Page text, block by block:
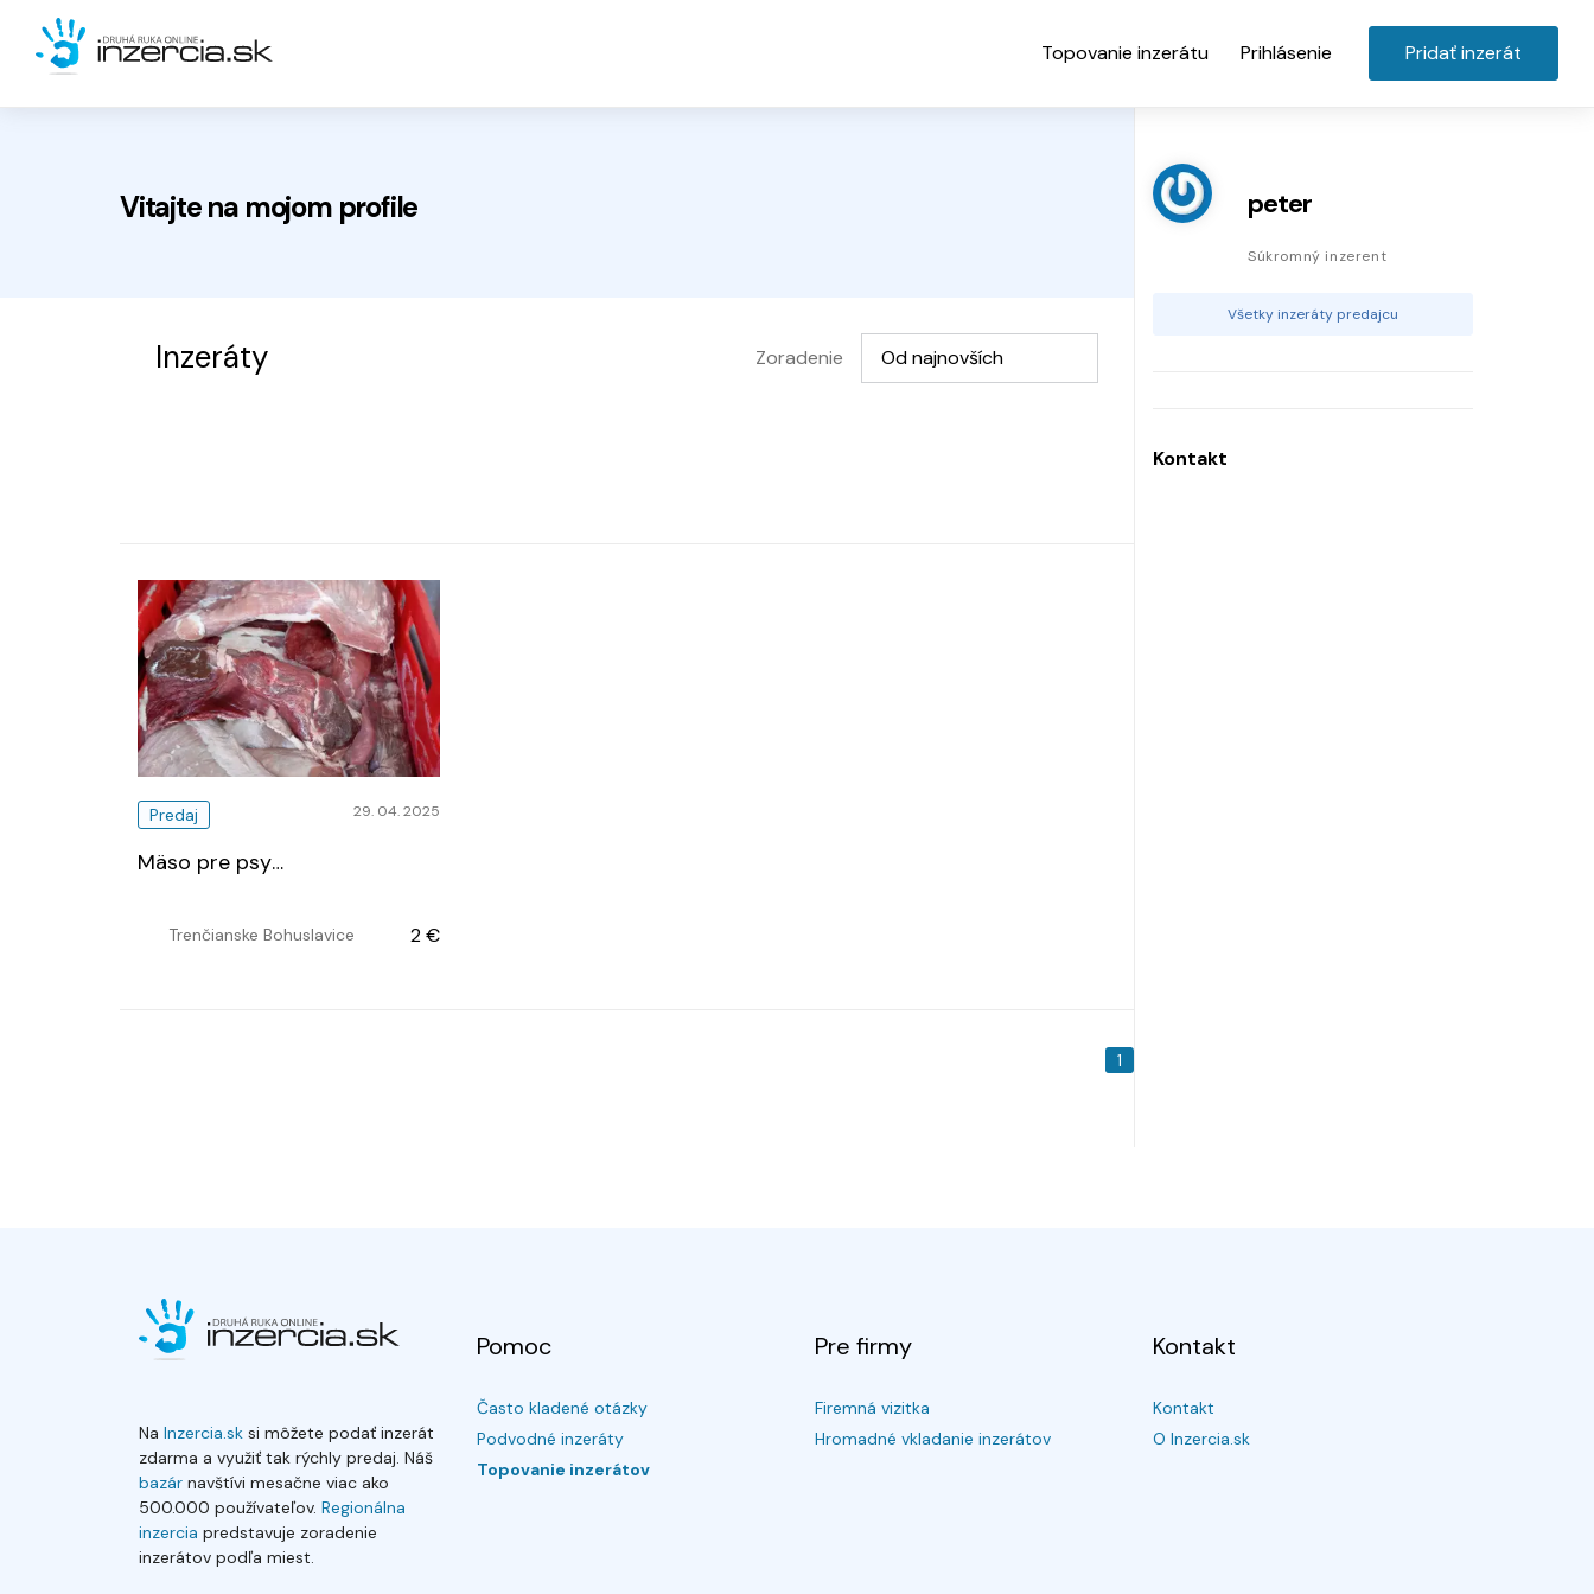
Topovanie inzerátu Prihlásenie Pridať inzerát
Vitajte na mojom profile
Inzeráty Zoradenie Vyberte možnosť
Od najnovších
Predaj 29. 04. 2025
Mäso pre psy…
Trenčianske Bohuslavice 2 €
1
peter
Súkromný inzerent
Všetky inzeráty predajcu
Kontakt
Na Inzercia.sk si môžete podať inzerát
zdarma a využiť tak rýchly predaj. Náš
bazár navštívi mesačne viac ako
500.000 používateľov. Regionálna
inzercia predstavuje zoradenie
inzerátov podľa miest.
Pomoc
Často kladené otázky
Podvodné inzeráty
Topovanie inzerátov
Pre firmy
Firemná vizitka
Hromadné vkladanie inzerátov
Kontakt
Kontakt
O Inzercia.sk